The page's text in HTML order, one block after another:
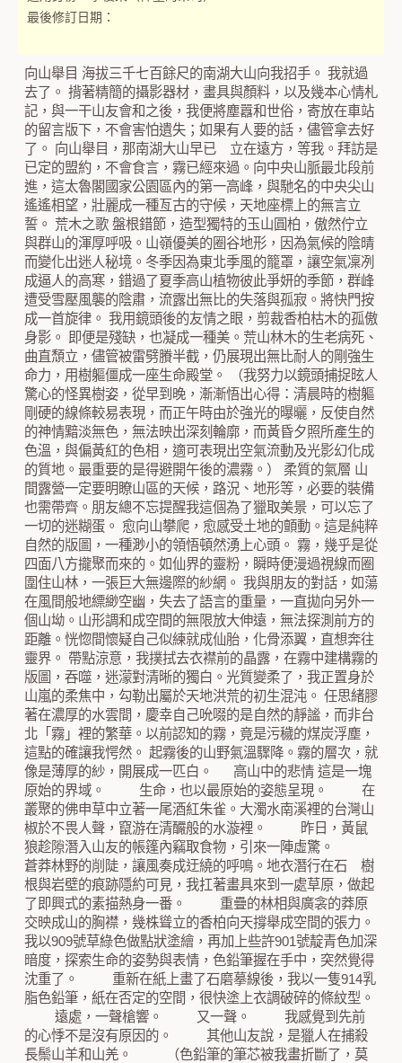
最後修訂日期：
向山舉目 海拔三千七百餘尺的南湖大山向我招手。 我就過
去了。 揹著精簡的攝影器材，畫具與顏料，以及幾本心情札
記，與一干山友會和之後，我便將塵囂和世俗，寄放在車站
的留言版下，不會害怕遺失；如果有人要的話，儘管拿去好
了。 向山舉目，那南湖大山早已 立在遠方，等我。拜訪是
已定的盟約，不會食言，霧已經來過。向中央山脈最北段前
進，這太魯閣國家公園區內的第一高峰，與馳名的中央尖山
遙遙相望，壯麗成一種亙古的守候，天地座標上的無言立
誓。 荒木之歌 盤根錯節，造型獨特的玉山圓柏，傲然佇立
與群山的渾厚呼吸。山嶺優美的圈谷地形，因為氣候的陰晴
而變化出迷人秘境。冬季因為東北季風的籠罩，讓空氣凜冽
成逼人的高寒，錯過了夏季高山植物彼此爭妍的季節，群峰
遭受雪壓風襲的陰肅，流露出無比的失落與孤寂。將快門按
成一首旋律。 我用鏡頭後的友情之眼，剪裁香柏枯木的孤傲
身影。 即便是殘缺，也凝成一種美。荒山林木的生老病死、
曲直頹立，儘管被雷劈賸半截，仍展現出無比耐人的剛強生
命力，用樹軀僵成一座生命殿堂。 （我努力以鏡頭捕捉昡人
驚心的怪異樹姿，從早到晚，漸漸悟出心得：清晨時的樹軀
剛硬的線條較易表現，而正午時由於強光的曝曬，反使自然
的神情黯淡無色，無法映出深刻輪廓，而黃昏夕照所產生的
色溫，與偏黃紅的色相，適可表現出空氣流動及光影幻化成
的質地。最重要的是得避開午後的濃霧。） 柔質的氣層 山
間露營一定要明瞭山區的天候，路況、地形等，必要的裝備
也需帶齊。朋友總不忘提醒我這個為了獵取美景，可以忘了
一切的迷糊蛋。 愈向山攀爬，愈感受土地的顫動。這是純粹
自然的版圖，一種渺小的領悟頓然湧上心頭。 霧，幾乎是從
四面八方攏聚而來的。如仙界的靈粉，瞬時便漫過視線而圈
圍住山林，一張巨大無邊際的紗網。 我與朋友的對話，如蕩
在風間般地縹緲空幽，失去了語言的重量，一直拋向另外一
個山坳。山形調和成空間的無限放大伸遠，無法探測前方的
距離。恍惚間懷疑自己似練就成仙胎，化骨添翼，直想奔往
靈界。 帶點涼意，我撲拭去衣襟前的晶露，在霧中建構霧的
版圖，吞噬，迷濛對清晰的獨白。光質變柔了，我正置身於
山嵐的柔焦中，勾勒出屬於天地洪荒的初生混沌。 任思緒膠
著在濃厚的水雲間，慶幸自己吮啜的是自然的靜謐，而非台
北「霧」裡的繁華。以前認知的霧，竟是污穢的煤炭浮塵，
這點的確讓我愕然。 起霧後的山野氣溫驟降。霧的層次，就
像是薄厚的紗，開展成一匹白。 高山中的悲情 這是一塊
原始的界域。 生命，也以最原始的姿態呈現。 在
叢聚的佛申草中立著一尾酒紅朱雀。大濁水南溪裡的台灣山
椒於不畏人聲，竄游在清釅般的水漩裡。 昨日，黃鼠
狼趁隙潛入山友的帳篷內竊取食物，引來一陣虛驚。
蒼莽林野的削陡，讓風奏成迂繞的呼鳴。地衣潛行在石 樹
根與岩壁的痕跡隱約可見，我扛著畫具來到一處草原，做起
了即興式的素描熱身一番。 重疊的林相與廣衾的莽原
交映成山的胸襟，幾株聳立的香柏向天撐舉成空間的張力。
我以909號草綠色做點狀塗繪，再加上些許901號靛青色加深
暗度，探索生命的姿勢與表情，色鉛筆握在手中，突然覺得
沈重了。 重新在紙上畫了石磨摹線後，我以一隻914乳
脂色鉛筆，紙在否定的空間，很快塗上衣調破碎的條紋型。
遠處，一聲槍響。 又一聲。 我感覺到先前
的心悸不是沒有原因的。 其他山友說，是獵人在捕殺
長鬃山羊和山羌。 （色鉛筆的筆芯被我畫折斷了，莫